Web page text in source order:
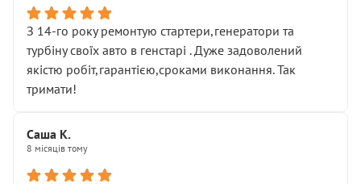
З 14-го року ремонтую стартери,генератори та
турбіну своїх авто в генстарі . Дуже задоволений
якістю робіт,гарантією,сроками виконання. Так
тримати!
Саша К.
8 місяців тому